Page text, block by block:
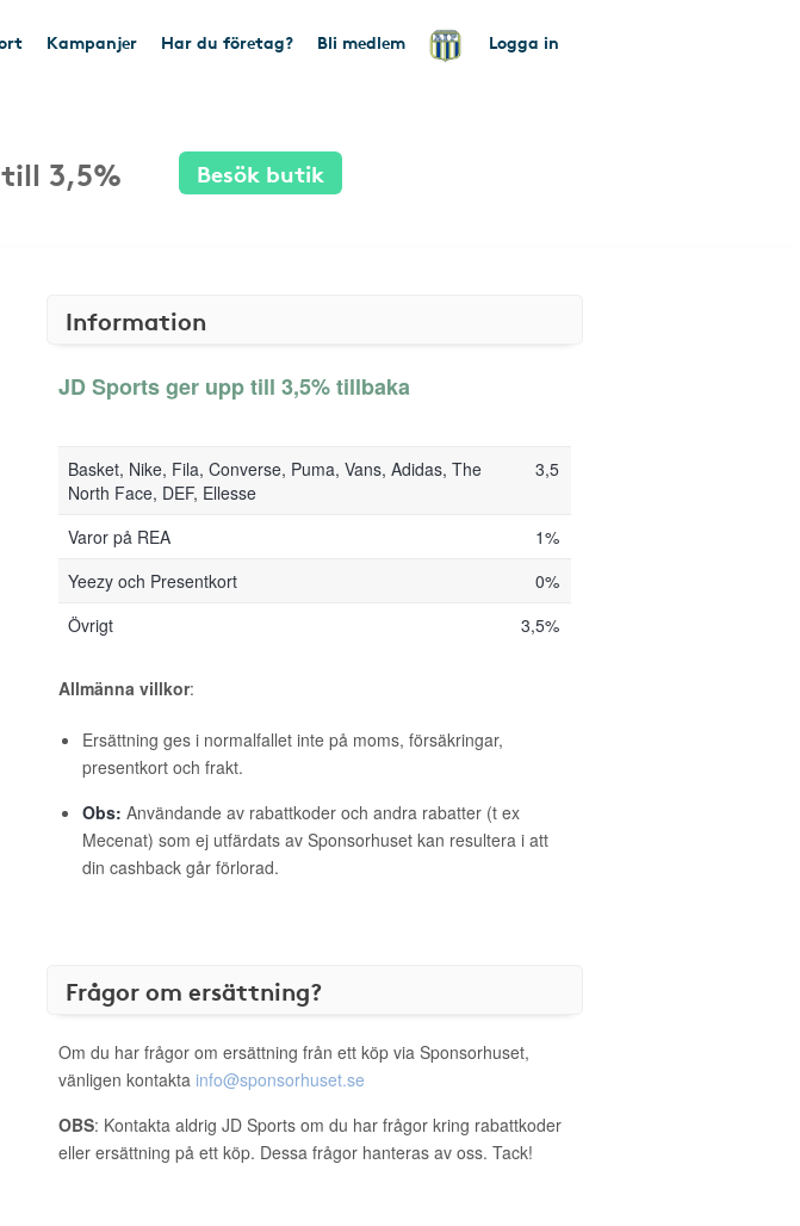
Kampanjer Har du företag? Bli medlem Logga in
3,5% Besök butik
Information
JD Sports ger upp till 3,5% tillbaka
Basket, Nike, Fila, Converse, Puma, Vans, Adidas, The
North Face, DEF, Ellesse
3,5
Varor på REA
1%
Yeezy och Presentkort
0%
Övrigt
3,5%
Allmänna villkor:
Ersättning ges i normalfallet inte på moms, försäkringar,
presentkort och frakt.
Obs: Användande av rabattkoder och andra rabatter (t ex
Mecenat) som ej utfärdats av Sponsorhuset kan resultera i att
din cashback går förlorad.
Frågor om ersättning?
Om du har frågor om ersättning från ett köp via Sponsorhuset,
vänligen kontakta info@sponsorhuset.se
OBS: Kontakta aldrig JD Sports om du har frågor kring rabattkoder
eller ersättning på ett köp. Dessa frågor hanteras av oss. Tack!